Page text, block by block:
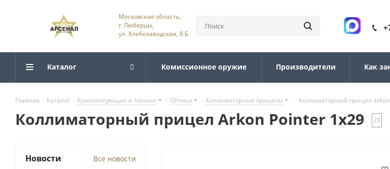
Московская область,
г. Люберцы,
ул. Хлебозаводская, 8 Б
Каталог Комиссионное оружие Производители Как
Главная - Каталог - Комплектующие и тюнинг - Оптика - Коллиматорные прицелы - Коллиматорный прицел
Коллиматорный прицел Arkon Pointer 1х29 28
Новости Все новости